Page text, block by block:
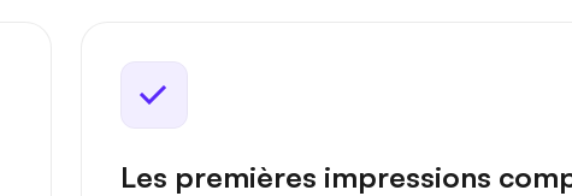
Les premières impressions